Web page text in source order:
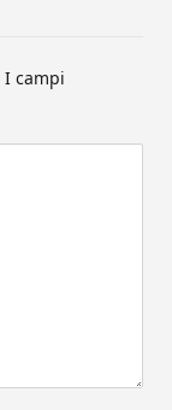
I campi